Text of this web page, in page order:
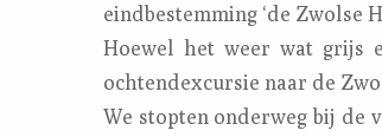
eindbestemming ‘de Zwolse
Hoewel het weer wat grijs
ochtendexcursie naar de
We stopten onderweg bij de